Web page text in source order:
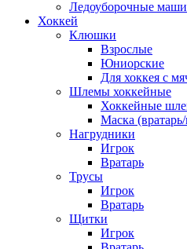
Ледоуборочные
Хоккей
Клюшки
Взрослые
Юниорские
Для хоккея с
Шлемы хоккейные
Хоккейные
Маска
Нагрудники
Игрок
Вратарь
Трусы
Игрок
Вратарь
Щитки
Игрок